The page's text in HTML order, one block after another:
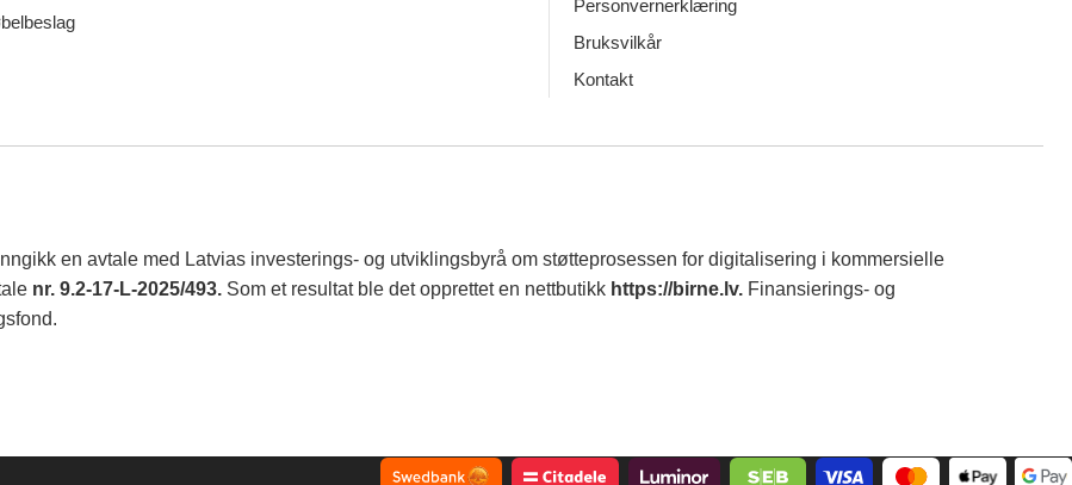
Personvernerklæring
Bruksvilkår
Kontakt
en avtale med Latvias investerings- og utviklingsbyrå om støtteprosessen for digitalisering i kommersielle
nr. 9.2-17-L-2025/493. Som et resultat ble det opprettet en nettbutikk https://birne.lv. Finansierings- og